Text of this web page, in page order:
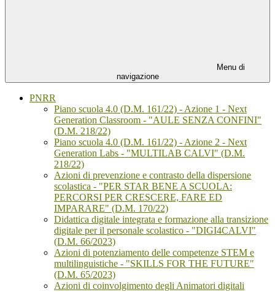
Menu di
navigazione
PNRR
Piano scuola 4.0 (D.M. 161/22) - Azione 1 - Next
Generation Classroom - "AULE SENZA CONFINI"
(D.M. 218/22)
Piano scuola 4.0 (D.M. 161/22) - Azione 2 - Next
Generation Labs - "MULTILAB CALVI" (D.M.
218/22)
Azioni di prevenzione e contrasto della dispersione
scolastica - "PER STAR BENE A SCUOLA:
PERCORSI PER CRESCERE, FARE ED
IMPARARE" (D.M. 170/22)
Didattica digitale integrata e formazione alla transizione
digitale per il personale scolastico - "DIGI4CALVI"
(D.M. 66/2023)
Azioni di potenziamento delle competenze STEM e
multilinguistiche - "SKILLS FOR THE FUTURE"
(D.M. 65/2023)
Azioni di coinvolgimento degli Animatori digitali